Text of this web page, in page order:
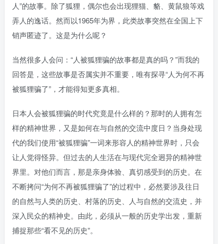
人”的故事。除了狐狸，偶尔也会出现狸猫、貉、黄鼠狼等戏
弄人的逸话。然而以1965年为界，此类故事突然在全国上下
销声匿迹了。这是为什么呢？
当然很多人会问：“人被狐狸骗的故事都是真的吗？”而我的
回答是，这些故事是否属实并不重要，唯有探寻“人为何不再
被狐狸骗了”，才能得知更多真相。
日本人会被狐狸骗的时代究竟是什么样的？那时的人拥有怎
样的精神世界，又是如何在与自然的交流中度日？当身处现
代的我们使用“被狐狸骗”一词来形容人的精神世界时，只会
让人觉得怪异。但过去的人生活在与现代完全迥异的精神世
界里。对他们而言，那是亲身体验、真切感受到的历史。在
不断拷问“为何不再被狐狸骗了”的过程中，必然要涉及往日
的自然与人类的历史、村落的历史、人与自然的交流史，并
深入民众的精神史。由此，必须从一般的历史学出发，重新
捕捉那些“看不见的历史”。